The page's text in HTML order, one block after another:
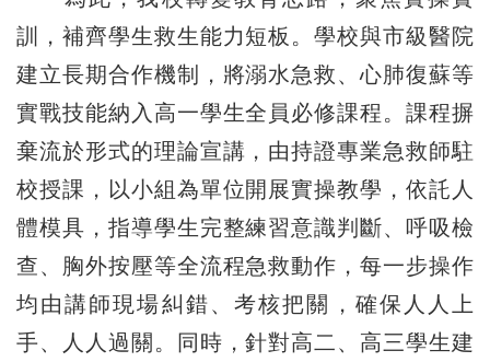
訓，補齊學生救生能力短板。學校與市級醫院
建立長期合作機制，將溺水急救、心肺復蘇等
實戰技能納入高一學生全員必修課程。課程摒
棄流於形式的理論宣講，由持證專業急救師駐
校授課，以小組為單位開展實操教學，依託人
體模具，指導學生完整練習意識判斷、呼吸檢
查、胸外按壓等全流程急救動作，每一步操作
均由講師現場糾錯、考核把關，確保人人上
手、人人過關。同時，針對高二、高三學生建